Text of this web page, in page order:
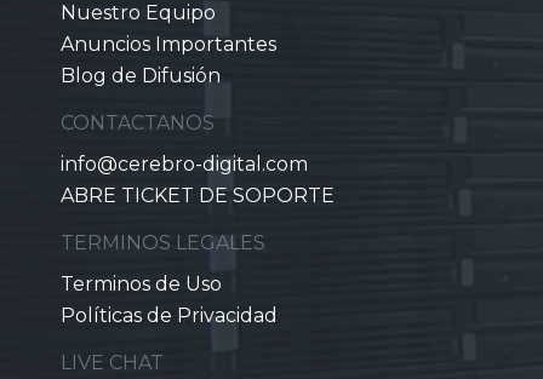
Nuestro Equipo
Anuncios Importantes
Blog de Difusión
CONTACTANOS
info@cerebro-digital.com
ABRE TICKET DE SOPORTE
TERMINOS LEGALES
Terminos de Uso
Políticas de Privacidad
LIVE CHAT